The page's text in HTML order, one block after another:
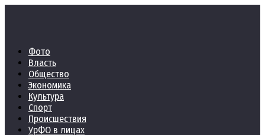
Фото
Власть
Общество
Экономика
Культура
Спорт
Происшествия
УрФО в лицах